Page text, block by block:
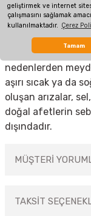
geliştirmek ve internet
çalışmasını sağlamak
kullanılmaktadır. Çerez
Tamam
olan
ürünlerde yetkili
yapılması,
görmesi, cihazın
nedenlerden
aşırı sıcak ya da
oluşan arızalar,
doğal afetlerin
dışındadır.
MÜŞTERİ
TAKSİT